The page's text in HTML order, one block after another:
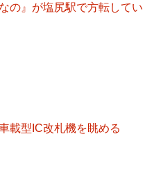
の』が塩尻駅で方転してい
載型IC改札機を眺める